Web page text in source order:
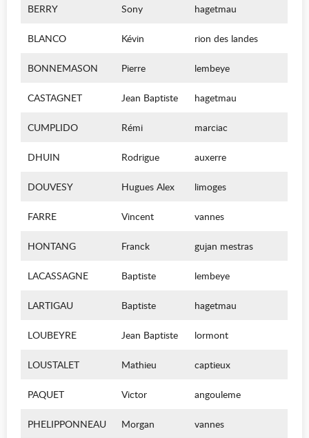
BERRY Sony hagetmau
BLANCO Kévin rion des landes
BONNEMASON Pierre lembeye
CASTAGNET Jean Baptiste hagetmau
CUMPLIDO Rémi marciac
DHUIN Rodrigue auxerre
DOUVESY Hugues Alex limoges
FARRE Vincent vannes
HONTANG Franck gujan mestras
LACASSAGNE Baptiste lembeye
LARTIGAU Baptiste hagetmau
LOUBEYRE Jean Baptiste lormont
LOUSTALET Mathieu captieux
PAQUET Victor angouleme
PHELIPPONNEAU Morgan vannes